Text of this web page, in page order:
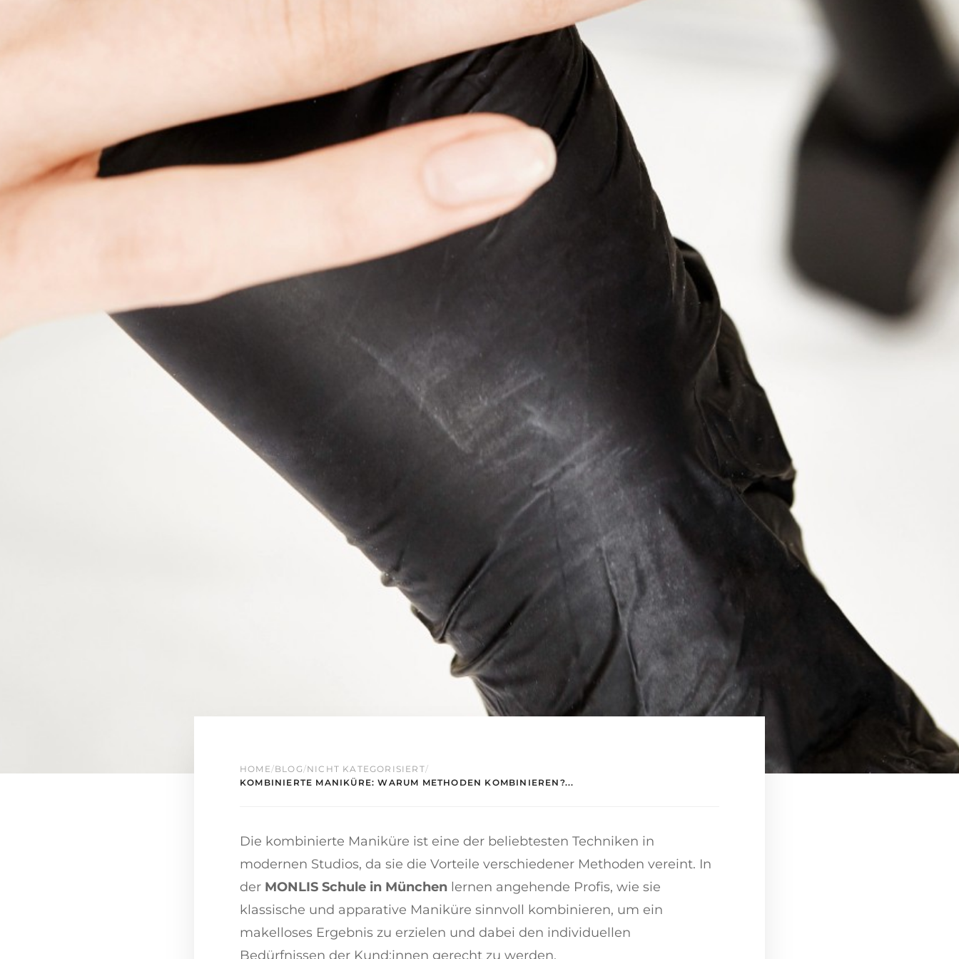
HOME/BLOG/NICHT KATEGORISIERT/
KOMBINIERTE MANIKÜRE: WARUM METHODEN KOMBINIEREN?...
Die kombinierte Maniküre ist eine der beliebtesten Techniken in
modernen Studios, da sie die Vorteile verschiedener Methoden vereint. In
der MONLIS Schule in München lernen angehende Profis, wie sie
klassische und apparative Maniküre sinnvoll kombinieren, um ein
makelloses Ergebnis zu erzielen und dabei den individuellen
Bedürfnissen der Kund:innen gerecht zu werden.